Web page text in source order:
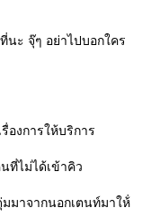
นะ จุ๊ๆ อย่าไปบอกใคร
องการให้บริการ
ที่ไม่ได้เข้าคิว
มาจากนอกเตนท์มาให้่